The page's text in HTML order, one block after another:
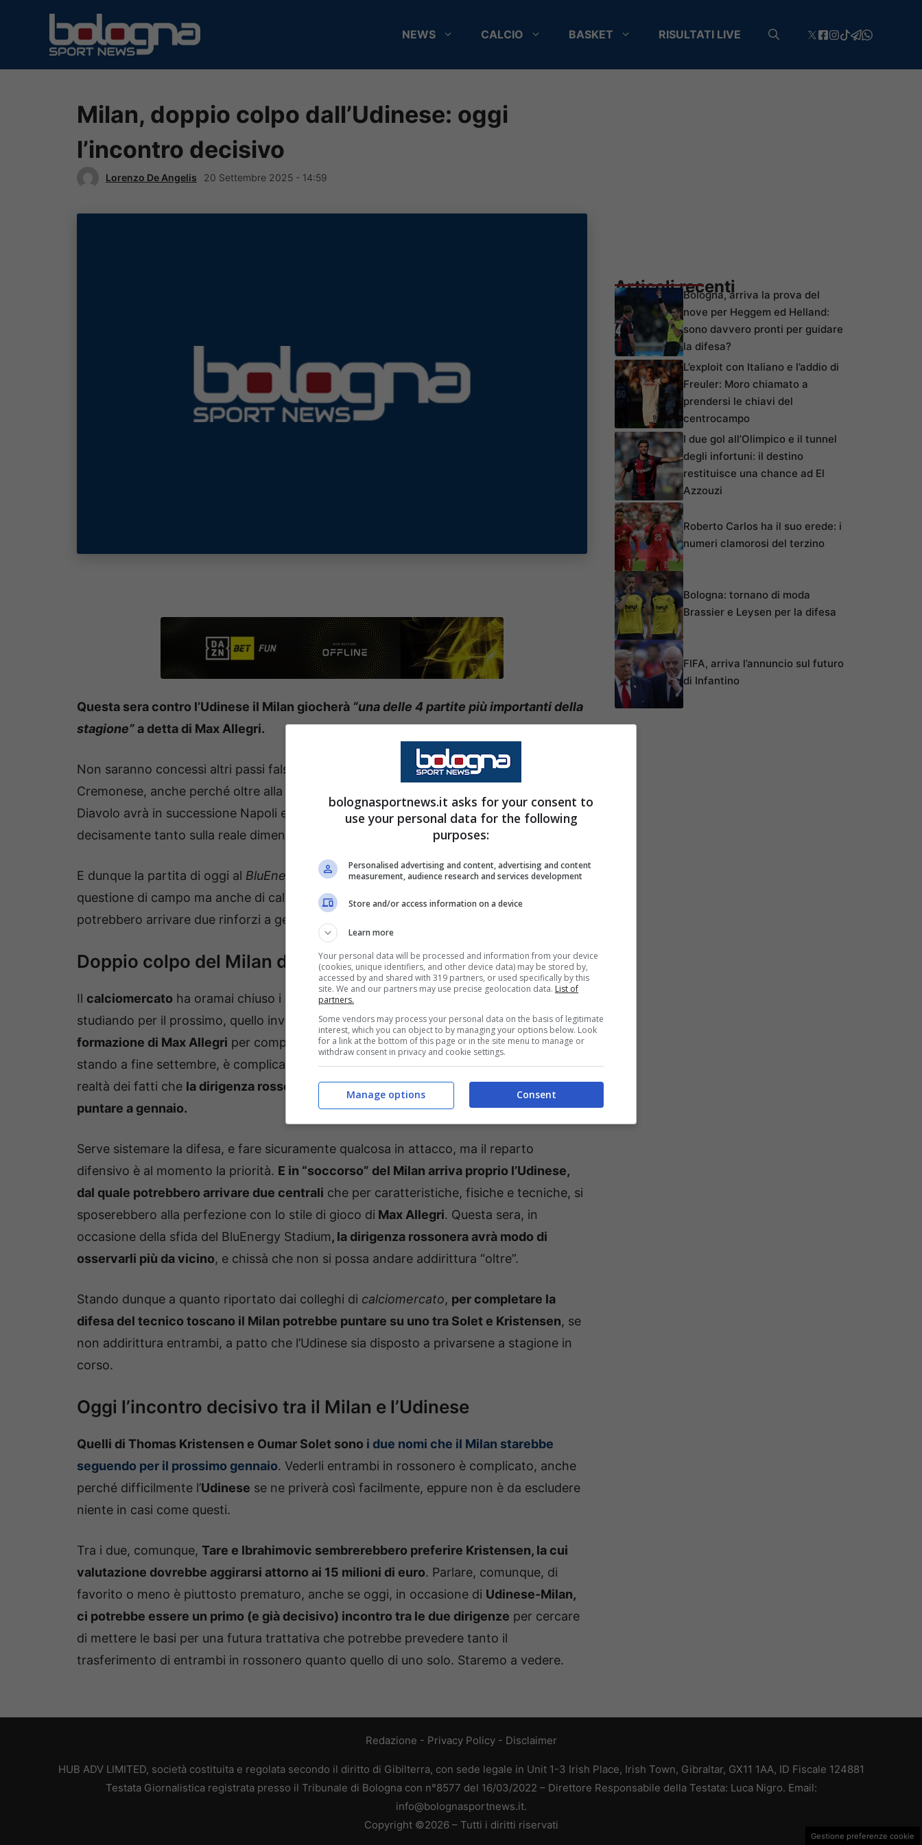
contenuto
NEWS CALCIO BASKET RISULTATI LIVE
Milan, doppio colpo dall’Udinese: oggi
l’incontro decisivo
Lorenzo De Angelis 20 Settembre 2025 - 14:59
Questa sera contro l’Udinese il Milan giocherà “una delle 4 partite più importanti della
stagione”a detta di Max Allegri.
Non saranno concessi altri passi falsi dopo quello alla prima giornata contro la
Cremonese, anche perché oltre alla sfida di martedì in Coppa Italia contro il Lecce, il
Diavolo avrà in successione Napoli e Juventus, due sfide che potranno dire
decisamente tanto sulla reale dimensione di questa squadra.
E dunque la partita di oggi al BluEnergy Stadiumsarà importantissima, non solo per una
questione di campo ma anche di calciomercato, visto che proprio dall’Udinese
potrebbero arrivare due rinforzi a gennaio.
Doppio colpo del Milan dall’Udinese
Il calciomercato ha oramai chiuso i battenti da quasi un mese, ma il Milan
studiando per il prossimo, quello invernale, dove bisognerà giustoritoccare la
formazione di Max Allegri per completarla in quei reparti dove è carente. Ovviamente,
stando a fine settembre, è complicato anche solo provare a fare qualche nome, ma
realtà dei fatti che la dirigenza rossonera avrebbe già bene in mente su chi andare a
puntare a gennaio.
Serve sistemare la difesa, e fare sicuramente qualcosa in attacco, ma il reparto
difensivo è al momento la priorità. E in “soccorso” del Milan arriva proprio l’Udinese,
dal quale potrebbero arrivare due centrali che per caratteristiche, fisiche e tecniche, si
sposerebbero alla perfezione con lo stile di gioco di Max Allegri. Questa sera, in
occasione della sfida del BluEnergy Stadium, la dirigenza rossonera avrà modo di
osservarli più da vicino, e chissà che non si possa andare addirittura “oltre”.
Stando dunque a quanto riportato dai colleghi di calciomercato, per completare la
difesa del tecnico toscano il Milan potrebbe puntare su uno tra Solet e Kristensen, se
non addirittura entrambi, a patto che l’Udinese sia disposto a privarsene a stagione in
corso.
Oggi l’incontro decisivo tra il Milan e l’Udinese
Quelli di Thomas Kristensen e Oumar Solet sono i due nomi che il Milan starebbe
seguendo per il prossimo gennaio. Vederli entrambi in rossonero è complicato, anche
perché difficilmente l’Udinese se ne priverà così facilmente, eppure non è da escludere
niente in casi come questi.
Tra i due, comunque, Tare e Ibrahimovic sembrerebbero preferire Kristensen, la cui
valutazione dovrebbe aggirarsi attorno ai 15 milioni di euro. Parlare, comunque, di
favorito o meno è piuttosto prematuro, anche se oggi, in occasione di Udinese-Milan,
ci potrebbe essere un primo (e già decisivo) incontro tra le due dirigenze per cercare
di mettere le basi per una futura trattativa che potrebbe prevedere tanto il
trasferimento di entrambi in rossonero quanto quello di uno solo. Staremo a vedere.
Articoli recentiBologna, arriva la prova del
nove per Heggem ed Helland:
sono davvero pronti per guidare
la difesa?
L’exploit con Italiano e l’addio di
Freuler: Moro chiamato a
prendersi le chiavi del
centrocampo
I due gol all’Olimpico e il tunnel
degli infortuni: il destino
restituisce una chance ad El
Azzouzi
Roberto Carlos ha il suo erede: i
numeri clamorosi del terzino
Bologna: tornano di moda
Brassier e Leysen per la difesa
FIFA, arriva l’annuncio sul futuro
di Infantino
Redazione - Privacy Policy- Disclaimer
HUB ADV LIMITED, società costituita e regolata secondo il diritto di Gibilterra, con sede legale in Unit 1-3 Irish Place, Irish Town, Gibraltar, GX11 1AA, ID Fiscale 124881
Testata Giornalistica registrata presso il Tribunale di Bologna con n°8577 del 16/03/2022 – Direttore Responsabile della Testata: Luca Nigro. Email:
info@bolognasportnews.it.
Copyright ©2026 – Tutti i diritti riservati
Gestione preferenze cookie
bolognasportnews.it asks for your consent to
use your personal data for the following
purposes:
Personalised advertising and content, advertising and content
measurement, audience research and services development
Store and/or access information on a device
Learn more
Your personal data will be processed and information from your device
(cookies, unique identifiers, and other device data) may be stored by,
accessed by and shared with 319 partners, or used specifically by this
site. We and our partners may use precise geolocation data. List of
partners.
Some vendors may process your personal data on the basis of legitimate
interest, which you can object to by managing your options below. Look
for a link at the bottom of this page or in the site menu to manage or
withdraw consent in privacy and cookie settings.
Consent
Manage options